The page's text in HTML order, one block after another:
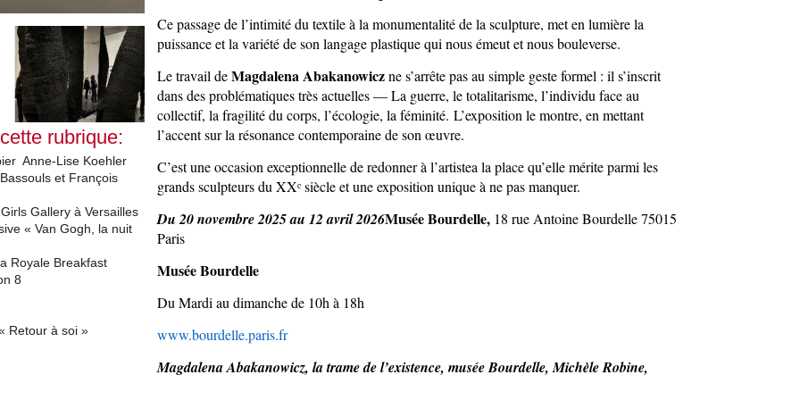
Ce passage de l’intimité du textile à la monumentalité de la sculpture, met en lumière la
puissance et la variété de son langage plastique qui nous émeut et nous bouleverse.
Le travail deMagdalena Abakanowiczne s’arrête pas au simple geste formel : il s’inscrit
dans des problématiques très actuelles — La guerre, le totalitarisme, l’individu face au
collectif, la fragilité du corps, l’écologie, la féminité. L’exposition le montre, en mettant
l’accent sur la résonance contemporaine de son œuvre.
C’est une occasion exceptionnelle de redonner à l’artistea la place qu’elle mérite parmi les
grands sculpteurs du XXᵉ siècle et une exposition unique à ne pas manquer.
Du 20 novembre 2025 au 12 avril 2026Musée Bourdelle, 18 rue Antoine Bourdelle 75015
Paris
Musée Bourdelle
Du Mardi au dimanche de 10h à 18h
www.bourdelle.paris.fr
Magdalena Abakanowicz, la trame de l’existence, musée Bourdelle, Michèle Robine,
rubrique:
Anne-Lise Koehler
et François
Gallery à Versailles
« Van Gogh, la nuit
Royale Breakfast
8
Retour à soi »